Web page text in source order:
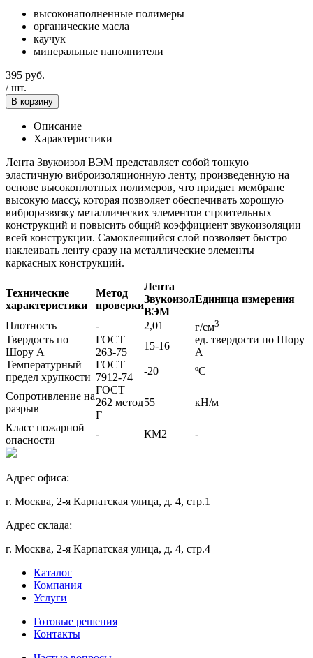
высоконаполненные полимеры
органические масла
каучук
минеральные наполнители
395 руб.
/шт.
В корзину
Описание
Характеристики
Лента Звукоизол ВЭМ представляет собой тонкую
эластичную виброизоляционную ленту, произведенную на
основе высокоплотных полимеров, что придает мембране
высокую массу, которая позволяет обеспечивать хорошую
виброразвязку металлических элементов строительных
конструкций и повысить общий коэффициент звукоизоляции
всей конструкции. Самоклеящийся слой позволяет быстро
наклеивать ленту сразу на металлические элементы
каркасных конструкций.
Технические
характеристики
Метод
проверки
Лента
Звукоизол
ВЭМ
Единица измерения
Плотность - 2,01 г/см3
Твердость по
Шору А
ГОСТ
263-75
15-16
ед. твердости по Шору
А
Температурный
предел хрупкости
ГОСТ
7912-74
-20 ºС
Сопротивление на
разрыв
ГОСТ
262 метод
Г
55 кН/м
Класс пожарной
опасности
- КМ2 -
Адрес офиса:
г. Москва, 2-я Карпатская улица, д. 4, стр.1
Адрес склада:
г. Москва, 2-я Карпатская улица, д. 4, стр.4
Каталог
Компания
Услуги
Готовые решения
Контакты